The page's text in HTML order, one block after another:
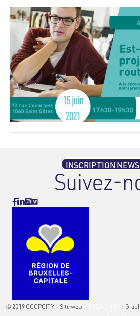
INSCRIPTION
Suivez-
Facebook
Linkedin
Instagram
Vimeo
© 2019 COOPCITY | Site web |